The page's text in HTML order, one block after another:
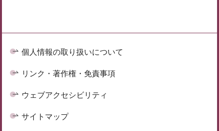
個人情報の取り扱いについて
リンク・著作権・免責事項
ウェブアクセシビリティ
サイトマップ